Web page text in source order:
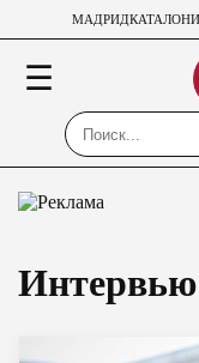
МАДРИД
☰
Интервью